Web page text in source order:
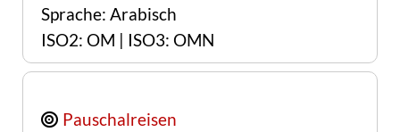
Sprache: Arabisch
ISO2: OM | ISO3: OMN
Pauschalreisen